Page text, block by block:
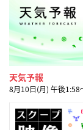
天気予報
8月10日(月) 午後1:58